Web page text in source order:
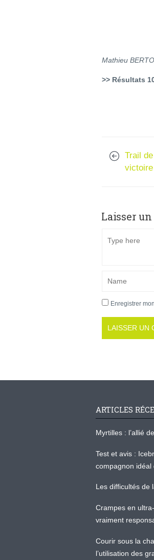
Mathieu
>> Résultats
Trail
Laisser
Enregistrer
ARTICLES
Myrtilles : l’allié
Test et avis :
compagnon
Les difficultés de
Crampes en
vraiment
Courir sous la
l’utilisation des